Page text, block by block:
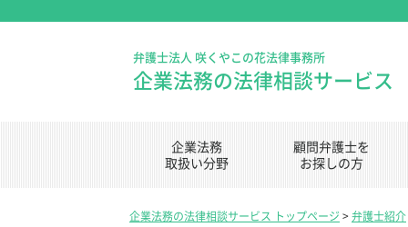
弁護士法人 咲くやこの花法律事務所
企業法務の法律相談サービス
企業法務
取扱い分野
顧問弁護士を
お探しの方
企業法務の法律相談サービス トップページ >弁護士紹介